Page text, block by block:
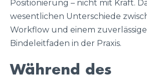
Positionierung – nicht mit Kraft.
wesentlichen Unterschiede
Workflow und einem
Bindeleitfaden in der Praxis.
Während des